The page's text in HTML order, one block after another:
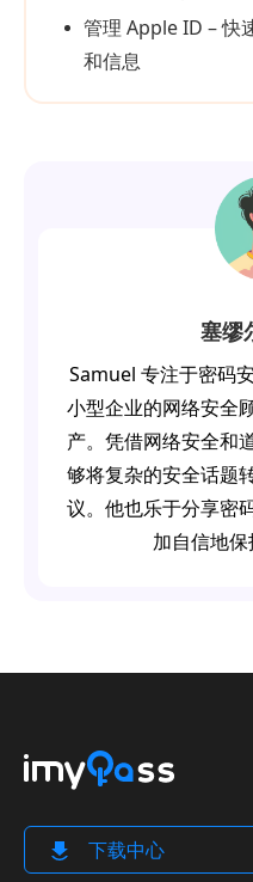
管理 Apple ID – 快
和信息
塞缪
Samuel 专注于密码
小型企业的网络安全
产。凭借网络安全和
够将复杂的安全话题
议。他也乐于分享密
加自信地保
下载中心